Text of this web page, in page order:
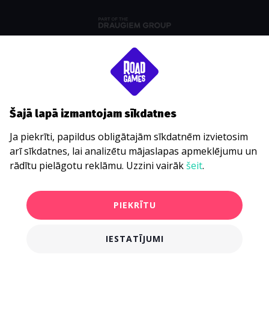
Šajā lapā izmantojam sīkdatnes
Ja piekrīti, papildus obligātajām sīkdatnēm izvietosim
arī sīkdatnes, lai analizētu mājaslapas apmeklējumu un
rādītu pielāgotu reklāmu. Uzzini vairākšeit.
PIEKRĪTU
IESTATĪJUMI